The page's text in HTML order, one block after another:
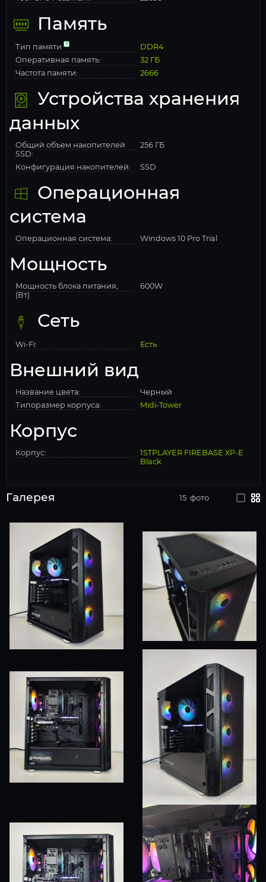
Память
Тип памяти
DDR4
Оперативная память:
32 ГБ
Частота памяти:
2666
Устройства хранения
данных
Общий объем накопителей
SSD:
256 ГБ
Конфигурация накопителей: SSD
Операционная
система
Операционная система: Windows 10 Pro Trial
Мощность
Мощность блока питания,
(Вт)
600W
Сеть
Wi-Fi: Есть
Внешний вид
Название цвета:
Черный
Типоразмер корпуса:
Midi-Tower
Корпус
Корпус:
1STPLAYER FIREBASE XP-E
Black
Галерея 15 фото